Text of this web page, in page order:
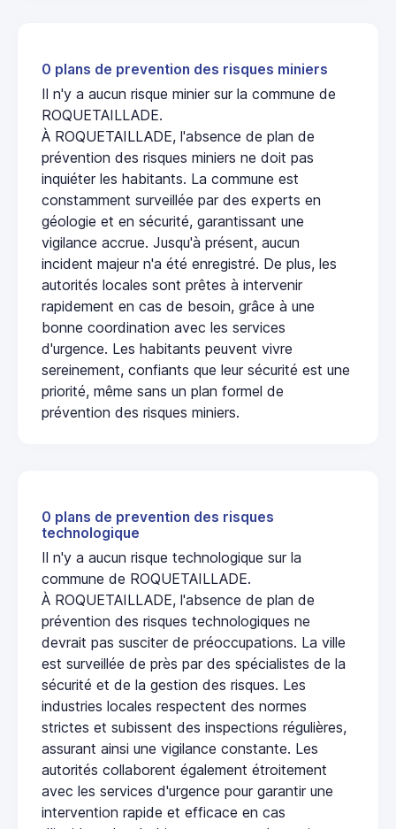
0 plans de prevention des risques miniers
Il n'y a aucun risque minier sur la commune de
ROQUETAILLADE.
À ROQUETAILLADE, l'absence de plan de
prévention des risques miniers ne doit pas
inquiéter les habitants. La commune est
constamment surveillée par des experts en
géologie et en sécurité, garantissant une
vigilance accrue. Jusqu'à présent, aucun
incident majeur n'a été enregistré. De plus, les
autorités locales sont prêtes à intervenir
rapidement en cas de besoin, grâce à une
bonne coordination avec les services
d'urgence. Les habitants peuvent vivre
sereinement, confiants que leur sécurité est une
priorité, même sans un plan formel de
prévention des risques miniers.
0 plans de prevention des risques
technologique
Il n'y a aucun risque technologique sur la
commune de ROQUETAILLADE.
À ROQUETAILLADE, l'absence de plan de
prévention des risques technologiques ne
devrait pas susciter de préoccupations. La ville
est surveillée de près par des spécialistes de la
sécurité et de la gestion des risques. Les
industries locales respectent des normes
strictes et subissent des inspections régulières,
assurant ainsi une vigilance constante. Les
autorités collaborent également étroitement
avec les services d'urgence pour garantir une
intervention rapide et efficace en cas